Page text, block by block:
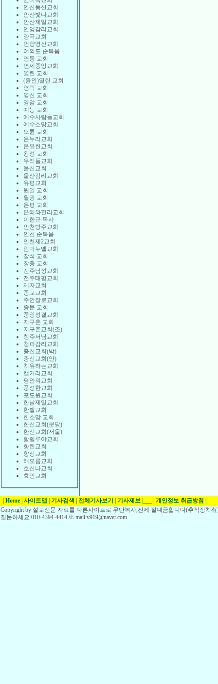
안산동산교회
안산빛나교회
안산제일교회
안양감리교회
양곡교회
언양영신교회
여의도 순복음
연동 교회
연세중앙교회
열린 교회
(용인)열린 교회
영락 교회
영신 교회
영암 교회
예능 교회
예수사람들교회
예수소망교회
오륜 교회
온누리교회
온유한교회
왕성 교회
우리들교회
울산교회
울산감리교회
유평교회
원일 교회
월광 교회
은평 교회
은혜와진리교회
이한규 목사
인천방주교회
인천 순복음
인천제2교회
임마누엘교회
장석 교회
장충 교회
전주남성교회
전주태평교회
제자교회
종교교회
주안장로교회
중문 교회
중앙성결교회
지구촌 교회
지구촌교회(조)
청주서남교회
청파감리교회
충신교회(박)
충신교회(안)
치유하는교회
캘거리교회
평안의교회
풍성한교회
포도원교회
한남제일교회
한밭교회
한소망 교회
한신교회(분당)
한신교회(서울)
할렐루야교회
향린교회
향상교회
해오름교회
호산나교회
효민교회
Home 사이트맵 기사검색 전체기사보기 기사제보 개인정보 취급방침
Copyright by 설교신문 자료를 다른사이트로 무단복사,전제 절대금합니다(추적장치
질문하세요 010-4394-4414 /E-mail:v919@naver.com